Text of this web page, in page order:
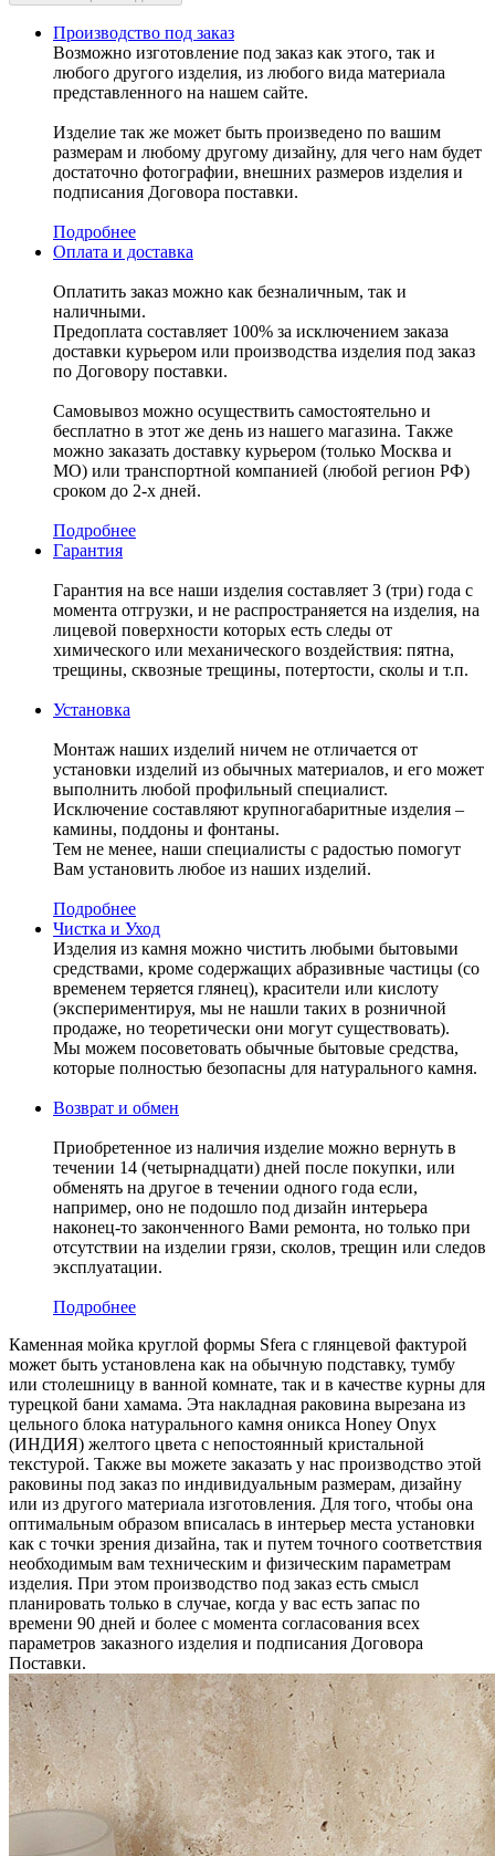
Производство под заказ
Возможно изготовление под заказ как этого, так и
любого другого изделия, из любого вида материала
представленного на нашем сайте.
Изделие так же может быть произведено по вашим
размерам и любому другому дизайну, для чего нам будет
достаточно фотографии, внешних размеров изделия и
подписания Договора поставки.
Подробнее
Оплата и доставка
Оплатить заказ можно как безналичным, так и
наличными.
Предоплата составляет 100% за исключением заказа
доставки курьером или производства изделия под заказ
по Договору поставки.
Самовывоз можно осуществить самостоятельно и
бесплатно в этот же день из нашего магазина. Также
можно заказать доставку курьером (только Москва и
МО) или транспортной компанией (любой регион РФ)
сроком до 2-х дней.
Подробнее
Гарантия
Гарантия на все наши изделия составляет 3 (три) года с
момента отгрузки, и не распространяется на изделия, на
лицевой поверхности которых есть следы от
химического или механического воздействия: пятна,
трещины, сквозные трещины, потертости, сколы и т.п.
Установка
Монтаж наших изделий ничем не отличается от
установки изделий из обычных материалов, и его может
выполнить любой профильный специалист.
Исключение составляют крупногабаритные изделия –
камины, поддоны и фонтаны.
Тем не менее, наши специалисты с радостью помогут
Вам установить любое из наших изделий.
Подробнее
Чистка и Уход
Изделия из камня можно чистить любыми бытовыми
средствами, кроме содержащих абразивные частицы (со
временем теряется глянец), красители или кислоту
(экспериментируя, мы не нашли таких в розничной
продаже, но теоретически они могут существовать).
Мы можем посоветовать обычные бытовые средства,
которые полностью безопасны для натурального камня.
Возврат и обмен
Приобретенное из наличия изделие можно вернуть в
течении 14 (четырнадцати) дней после покупки, или
обменять на другое в течении одного года если,
например, оно не подошло под дизайн интерьера
наконец-то законченного Вами ремонта, но только при
отсутствии на изделии грязи, сколов, трещин или следов
эксплуатации.
Подробнее
Каменная мойка круглой формы Sfera с глянцевой фактурой
может быть установлена как на обычную подставку, тумбу
или столешницу в ванной комнате, так и в качестве курны для
турецкой бани хамама. Эта накладная раковина вырезана из
цельного блока натурального камня оникса Honey Onyx
(ИНДИЯ) желтого цвета c непостоянный кристальной
текстурой. Также вы можете заказать у нас производство этой
раковины под заказ по индивидуальным размерам, дизайну
или из другого материала изготовления. Для того, чтобы она
оптимальным образом вписалась в интерьер места установки
как с точки зрения дизайна, так и путем точного соответствия
необходимым вам техническим и физическим параметрам
изделия. При этом производство под заказ есть смысл
планировать только в случае, когда у вас есть запас по
времени 90 дней и более с момента согласования всех
параметров заказного изделия и подписания Договора
Поставки.